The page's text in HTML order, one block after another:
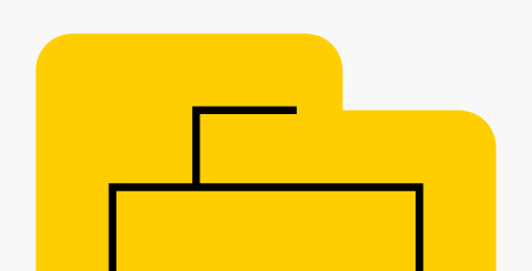
Success Stories
Academy